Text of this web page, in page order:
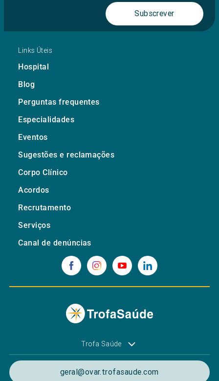
Subscrever
Links Úteis
Hospital
Blog
Perguntas frequentes
Especialidades
Eventos
Sugestões e reclamações
Corpo Clínico
Acordos
Recrutamento
Serviços
Canal de denúncias
Trofa Saúde
geral@ovar.trofasaude.com